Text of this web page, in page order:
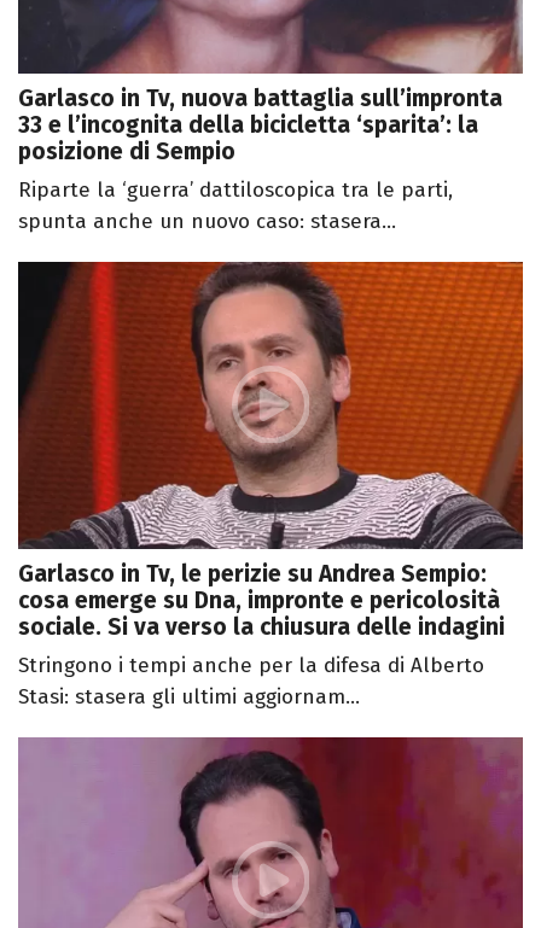
Garlasco in Tv, nuova battaglia sull’impronta
33 e l’incognita della bicicletta ‘sparita’: la
posizione di Sempio
Riparte la ‘guerra’ dattiloscopica tra le parti,
spunta anche un nuovo caso: stasera...
Garlasco in Tv, le perizie su Andrea Sempio:
cosa emerge su Dna, impronte e pericolosità
sociale. Si va verso la chiusura delle indagini
Stringono i tempi anche per la difesa di Alberto
Stasi: stasera gli ultimi aggiornam...